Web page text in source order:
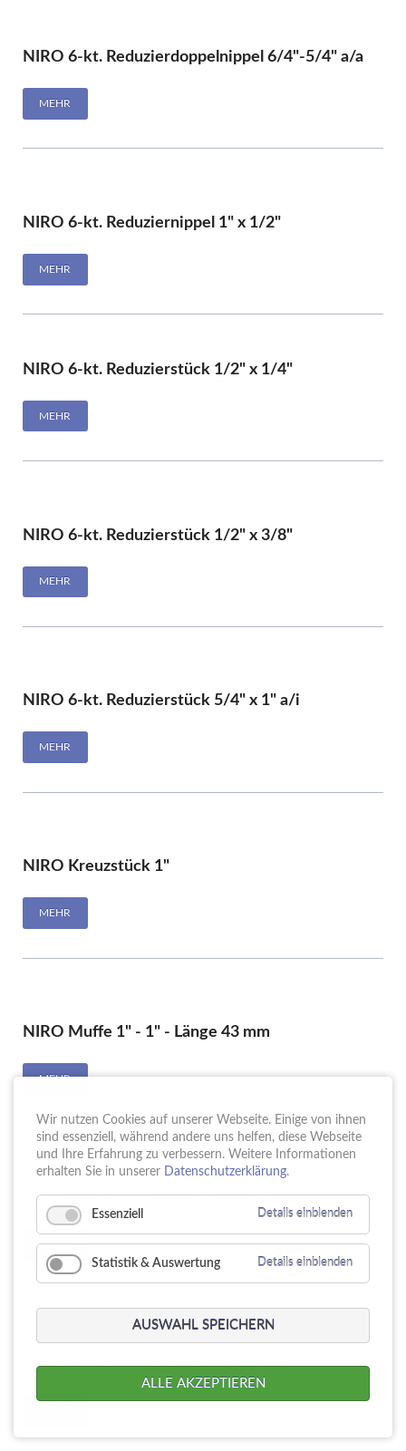
NIRO 6-kt. Reduzierdoppelnippel 6/4"-5/4" a/a
MEHR
NIRO 6-kt. Reduziernippel 1" x 1/2"
MEHR
NIRO 6-kt. Reduzierstück 1/2" x 1/4"
MEHR
NIRO 6-kt. Reduzierstück 1/2" x 3/8"
MEHR
NIRO 6-kt. Reduzierstück 5/4" x 1" a/i
MEHR
NIRO Kreuzstück 1"
MEHR
NIRO Muffe 1" - 1" - Länge 43 mm
MEHR
NIRO Muffennippel 1 1/2" - 1 1/4"
MEHR
NIRO Muffennippel 1 1/4" IG - 1" AG
Wir nutzen Cookies auf unserer Webseite. Einige von ihnen
sind essenziell, während andere uns helfen, diese Webseite
und Ihre Erfahrung zu verbessern. Weitere Informationen
erhalten Sie in unserer Datenschutzerklärung.
Essenziell Details einblenden
Statistik & Auswertung Details einblenden
AUSWAHL SPEICHERN
ALLE AKZEPTIEREN